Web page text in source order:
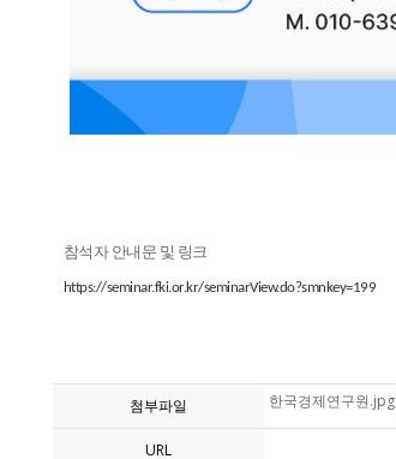
참석자 안내문 및 링크
https://seminar.fki.or.kr/seminarView.do?smnkey=199
첨부파일 한국경제연구원.jpg
URL